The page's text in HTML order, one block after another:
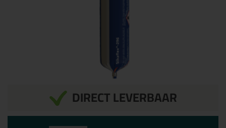
DIRECT LEVERBAAR